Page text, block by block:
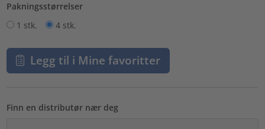
Pakningsstørrelser
1 stk.
4 stk.
Legg til i Mine favoritter
Finn en distributør nær deg